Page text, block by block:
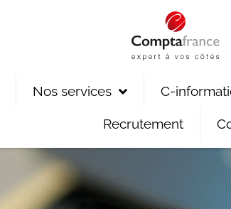
Nos services C-
Recrutement